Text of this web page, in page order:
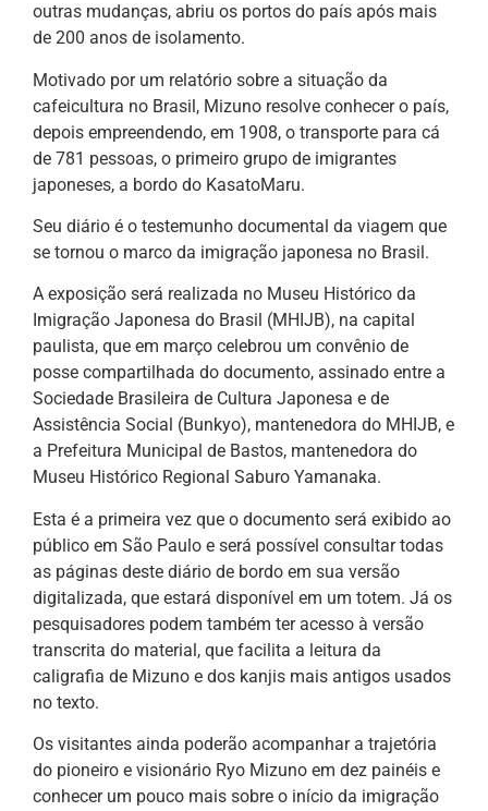
outras mudanças, abriu os portos do país após mais
de 200 anos de isolamento.
Motivado por um relatório sobre a situação da
cafeicultura no Brasil, Mizuno resolve conhecer o país,
depois empreendendo, em 1908, o transporte para cá
de 781 pessoas, o primeiro grupo de imigrantes
japoneses, a bordo do KasatoMaru.
Seu diário é o testemunho documental da viagem que
se tornou o marco da imigração japonesa no Brasil.
A exposição será realizada no Museu Histórico da
Imigração Japonesa do Brasil (MHIJB), na capital
paulista, que em março celebrou um convênio de
posse compartilhada do documento, assinado entre a
Sociedade Brasileira de Cultura Japonesa e de
Assistência Social (Bunkyo), mantenedora do MHIJB, e
a Prefeitura Municipal de Bastos, mantenedora do
Museu Histórico Regional Saburo Yamanaka.
Esta é a primeira vez que o documento será exibido ao
público em São Paulo e será possível consultar todas
as páginas deste diário de bordo em sua versão
digitalizada, que estará disponível em um totem. Já os
pesquisadores podem também ter acesso à versão
transcrita do material, que facilita a leitura da
caligrafia de Mizuno e dos kanjis mais antigos usados
no texto.
Os visitantes ainda poderão acompanhar a trajetória
do pioneiro e visionário Ryo Mizuno em dez painéis e
conhecer um pouco mais sobre o início da imigração